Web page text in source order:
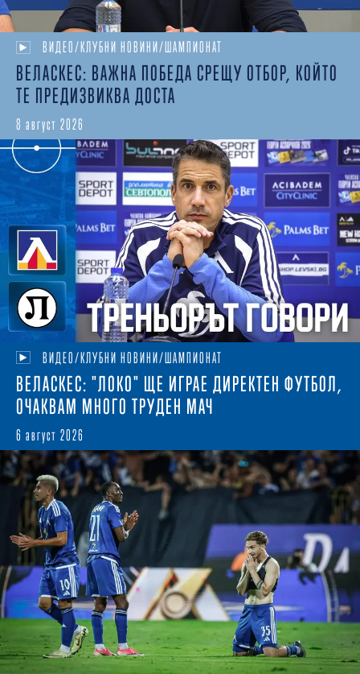
ВИДЕО/КЛУБНИ НОВИНИ/ШАМПИОНАТ
ВЕЛАСКЕС: ВАЖНА ПОБЕДА СРЕЩУ ОТБОР, КОЙТО
ТЕ ПРЕДИЗВИКВА ДОСТА
8 август 2026
ВИДЕО/КЛУБНИ НОВИНИ/ШАМПИОНАТ
ВЕЛАСКЕС: "ЛОКО" ЩЕ ИГРАЕ ДИРЕКТЕН ФУТБОЛ,
ОЧАКВАМ МНОГО ТРУДЕН МАЧ
6 август 2026